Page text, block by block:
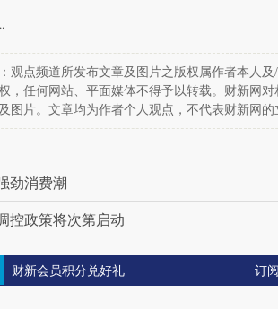
观点频道所发布文章及图片之版权属作者本人
，任何网站、平面媒体不得予以转载。财新网
图片。文章均为作者个人观点，不代表财新网的
劲消费潮
控政策将次第启动
财新会员积分兑好礼 订